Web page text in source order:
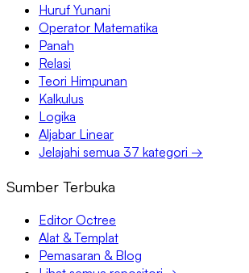
Huruf Yunani
Operator Matematika
Panah
Relasi
Teori Himpunan
Kalkulus
Logika
Aljabar Linear
Jelajahi semua 37 kategori →
Sumber Terbuka
Editor Octree
Alat & Templat
Pemasaran & Blog